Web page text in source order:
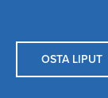
OSTA LIPUT